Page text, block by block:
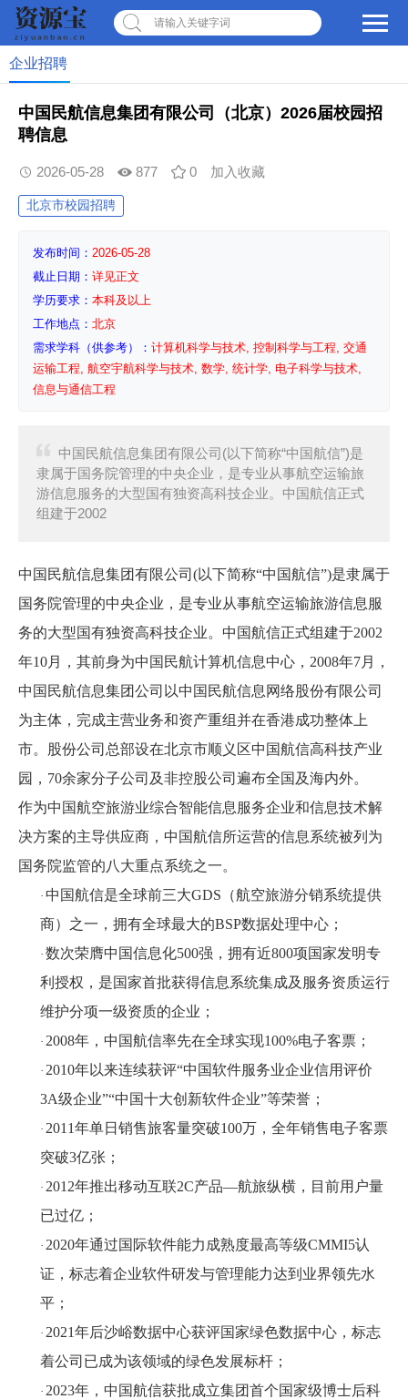
请输入关键字词
企业招聘
中国民航信息集团有限公司（北京）2026届校园招
聘信息
2026-05-28 877 0 加入收藏
北京市校园招聘
发布时间： 2026-05-28
截止日期： 详见正文
学历要求： 本科及以上
工作地点： 北京
需求学科（供参考）： 计算机科学与技术, 控制科学与工程, 交通
运输工程, 航空宇航科学与技术, 数学, 统计学, 电子科学与技术,
信息与通信工程
中国民航信息集团有限公司(以下简称“中国航信”)是
隶属于国务院管理的中央企业，是专业从事航空运输旅
游信息服务的大型国有独资高科技企业。中国航信正式
组建于2002
中国民航信息集团有限公司(以下简称“中国航信”)是隶属于
国务院管理的中央企业，是专业从事航空运输旅游信息服
务的大型国有独资高科技企业。中国航信正式组建于2002
年10月，其前身为中国民航计算机信息中心，2008年7月，
中国民航信息集团公司以中国民航信息网络股份有限公司
为主体，完成主营业务和资产重组并在香港成功整体上
市。股份公司总部设在北京市顺义区中国航信高科技产业
园，70余家分子公司及非控股公司遍布全国及海内外。
作为中国航空旅游业综合智能信息服务企业和信息技术解
决方案的主导供应商，中国航信所运营的信息系统被列为
国务院监管的八大重点系统之一。
· 中国航信是全球前三大GDS（航空旅游分销系统提供
商）之一，拥有全球最大的BSP数据处理中心；
· 数次荣膺中国信息化500强，拥有近800项国家发明专
利授权，是国家首批获得信息系统集成及服务资质运行
维护分项一级资质的企业；
· 2008年，中国航信率先在全球实现100%电子客票；
· 2010年以来连续获评“中国软件服务业企业信用评价
3A级企业”“中国十大创新软件企业”等荣誉；
· 2011年单日销售旅客量突破100万，全年销售电子客票
突破3亿张；
· 2012年推出移动互联2C产品—航旅纵横，目前用户量
已过亿；
· 2020年通过国际软件能力成熟度最高等级CMMI5认
证，标志着企业软件研发与管理能力达到业界领先水
平；
· 2021年后沙峪数据中心获评国家绿色数据中心，标志
着公司已成为该领域的绿色发展标杆；
· 2023年，中国航信获批成立集团首个国家级博士后科